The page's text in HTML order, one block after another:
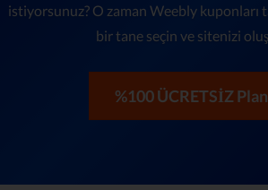
istiyorsunuz? O zaman Weebly kuponları
bir tane seçin ve sitenizi
%100 ÜCRETSİZ Plan